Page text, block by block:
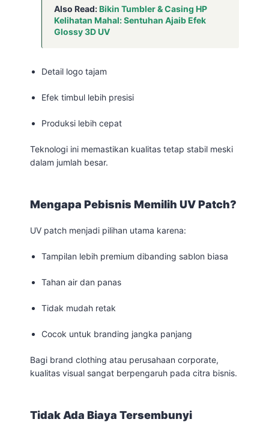
Also Read:Bikin Tumbler & Casing HP
Kelihatan Mahal: Sentuhan Ajaib Efek
Glossy 3D UV
Detail logo tajam
Efek timbul lebih presisi
Produksi lebih cepat
Teknologi ini memastikan kualitas tetap stabil meski
dalam jumlah besar.
Mengapa Pebisnis Memilih UV Patch?
UV patch menjadi pilihan utama karena:
Tampilan lebih premium dibanding sablon biasa
Tahan air dan panas
Tidak mudah retak
Cocok untuk branding jangka panjang
Bagi brand clothing atau perusahaan corporate,
kualitas visual sangat berpengaruh pada citra bisnis.
Tidak Ada Biaya Tersembunyi